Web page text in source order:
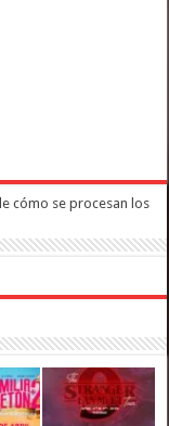
cómo se procesan los